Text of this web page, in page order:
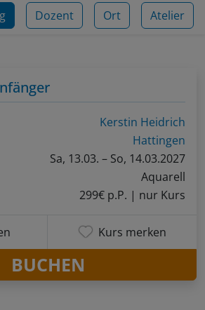
Dozent Ort Atelier
Kerstin Heidrich
Hattingen
Sa, 13.03. – So, 14.03.2027
Aquarell
299€ p.P. | nur Kurs
Kurs merken
BUCHEN